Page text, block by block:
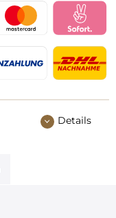
Details